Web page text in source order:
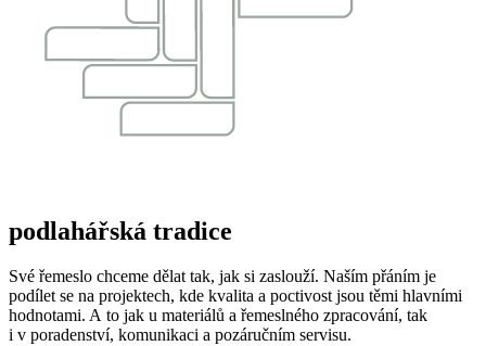
podlahářská tradice
Své řemeslo chceme dělat tak, jak si zaslouží. Naším přáním je
podílet se na projektech, kde kvalita a poctivost jsou těmi hlavními
hodnotami. A to jak u materiálů a řemeslného zpracování, tak
i v poradenství, komunikaci a pozáručním servisu.